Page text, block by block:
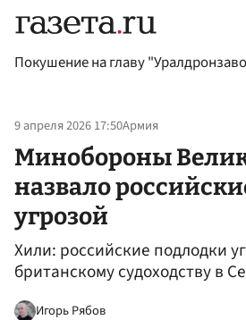
Покушение на главу
9 апреля 2026 17:50Армия
Минобороны
назвало
угрозой
Хили: российские подлодки
британскому судоходству в
Игорь Рябов